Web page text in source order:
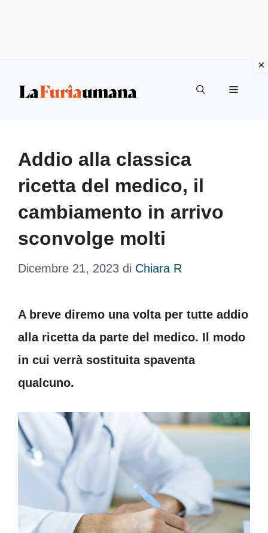
Menu
Addio alla classica
ricetta del medico, il
cambiamento in arrivo
sconvolge molti
Dicembre 21, 2023 di Chiara R
A breve diremo una volta per tutte addio
alla ricetta da parte del medico. Il modo
in cui verrà sostituita spaventa
qualcuno.